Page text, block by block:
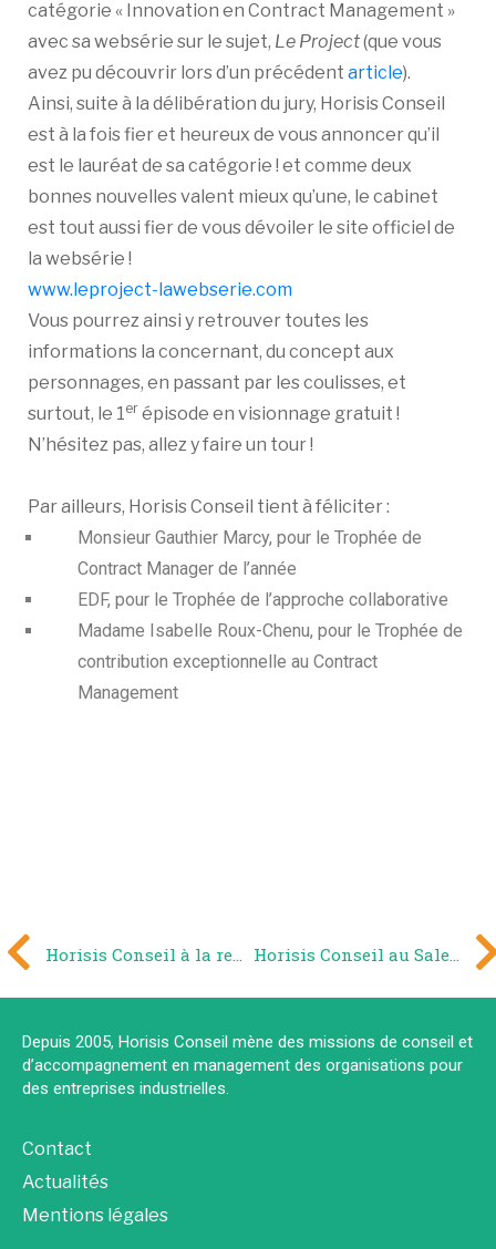
catégorie « Innovation en Contract Management »
avec sa websérie sur le sujet, Le Project(que vous
avez pu découvrir lors d’un précédent article).
Ainsi, suite à la délibération du jury, Horisis Conseil
est à la fois fier et heureux de vous annoncer qu’il
est le lauréat de sa catégorie ! et comme deux
bonnes nouvelles valent mieux qu’une, le cabinet
est tout aussi fier de vous dévoiler le site officiel de
la websérie !
www.leproject-lawebserie.com
Vous pourrez ainsi y retrouver toutes les
informations la concernant, du concept aux
personnages, en passant par les coulisses, et
surtout, le 1er épisode en visionnage gratuit !
N’hésitez pas, allez y faire un tour !
Par ailleurs, Horisis Conseil tient à féliciter :
Monsieur Gauthier Marcy, pour le Trophée de
Contract Manager de l’année
EDF, pour le Trophée de l’approche collaborative
Madame Isabelle Roux-Chenu, pour le Trophée de
contribution exceptionnelle au Contract
Management
Horisis Conseil à la remise du 9ème Prix Olivier Debouzy Horisis Conseil au SalesForce World Tour 2019 – Paris Convention Center
Depuis 2005, Horisis Conseil mène des missions de conseil et
d’accompagnement en management des organisations pour
des entreprises industrielles.
Contact
Actualités
Mentions légales